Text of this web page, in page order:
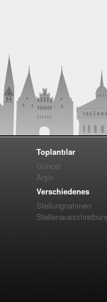
Toplantılar
Güncel
Arşiv
Verschiedenes
Stellungnahmen